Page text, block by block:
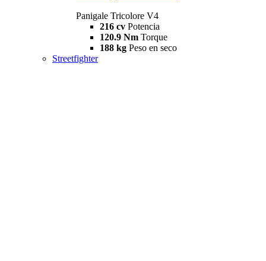
Panigale Tricolore V4
216 cv Potencia
120.9 Nm Torque
188 kg Peso en seco
Streetfighter